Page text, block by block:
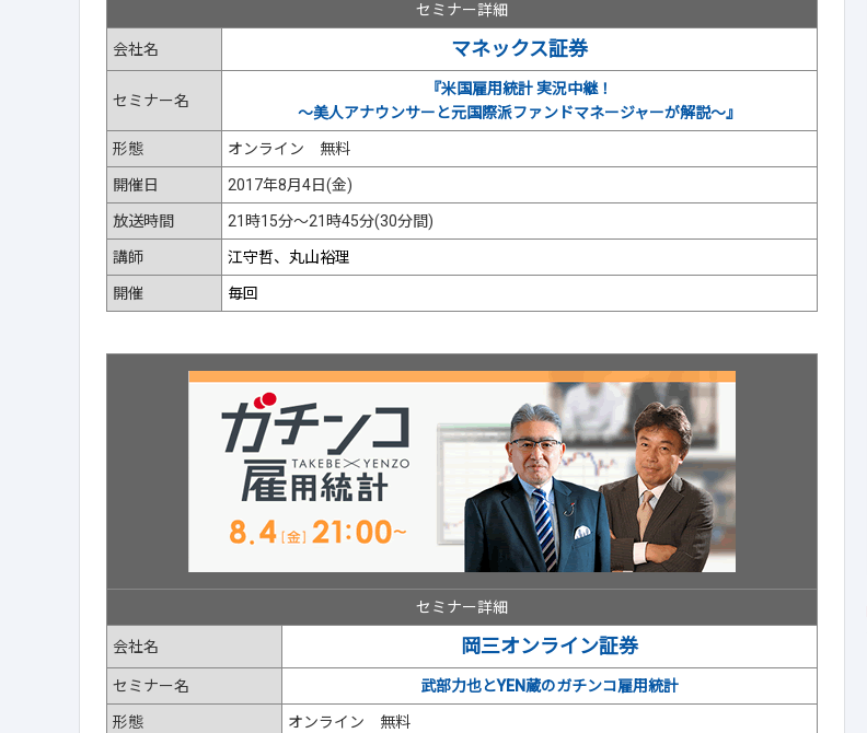
セミナー詳細
会社名 マネックス証券
セミナー名
『米国雇用統計 実況中継！
～美人アナウンサーと元国際派ファンドマネージャーが解説～』
形態 オンライン 無料
開催日 2017年8月4日(金)
放送時間 21時15分～21時45分(30分間)
講師 江守哲、丸山裕理
開催 毎回
セミナー詳細
会社名 岡三オンライン証券
セミナー名 武部力也とYEN蔵のガチンコ雇用統計
形態 オンライン 無料